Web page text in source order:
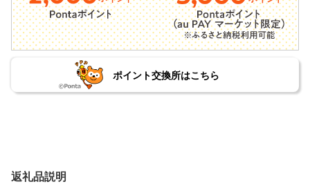
ポイント交換所はこちら
返礼品説明